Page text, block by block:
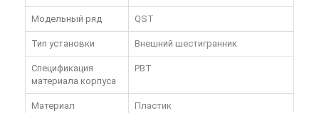
Модельный ряд QST
Тип установки Внешний шестигранник
Спецификация
материала корпуса
PBT
Материал Пластик